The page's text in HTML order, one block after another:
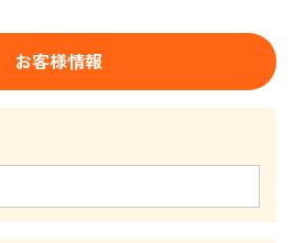
お客様情報